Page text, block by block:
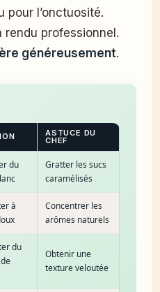
pour l’onctuosité.
rendu professionnel.
généreusement.
ASTUCE DU
CHEF
du
Gratter les sucs
caramélisés
à
Concentrer les
arômes naturels
du
Obtenir une
texture veloutée